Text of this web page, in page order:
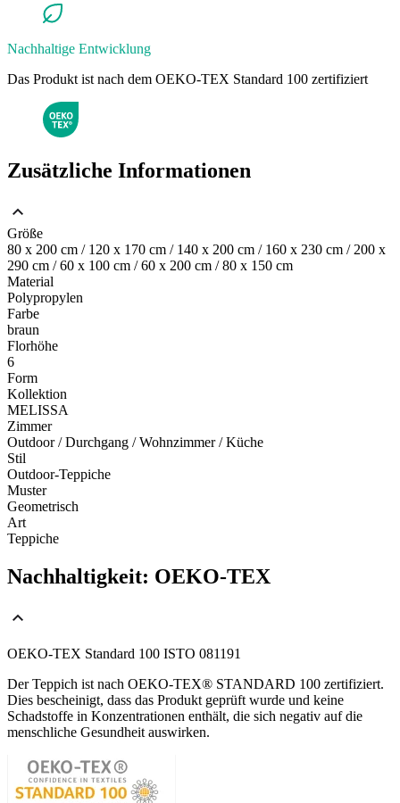
Nachhaltige Entwicklung
Das Produkt ist nach dem OEKO-TEX Standard 100 zertifiziert
Zusätzliche Informationen
Größe
80 x 200 cm / 120 x 170 cm / 140 x 200 cm / 160 x 230 cm / 200 x
290 cm / 60 x 100 cm / 60 x 200 cm / 80 x 150 cm
Material
Polypropylen
Farbe
braun
Florhöhe
6
Form
Kollektion
MELISSA
Zimmer
Outdoor / Durchgang / Wohnzimmer / Küche
Stil
Outdoor-Teppiche
Muster
Geometrisch
Art
Teppiche
Nachhaltigkeit: OEKO-TEX
OEKO-TEX Standard 100 ISTO 081191
Der Teppich ist nach OEKO-TEX® STANDARD 100 zertifiziert.
Dies bescheinigt, dass das Produkt geprüft wurde und keine
Schadstoffe in Konzentrationen enthält, die sich negativ auf die
menschliche Gesundheit auswirken.